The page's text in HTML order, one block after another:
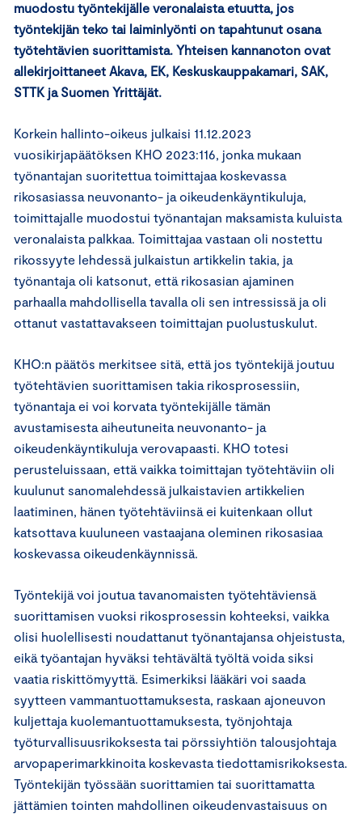
muodostu työntekijälle veronalaista etuutta, jos
työntekijän teko tai laiminlyönti on tapahtunut osana
työtehtävien suorittamista. Yhteisen kannanoton ovat
allekirjoittaneet Akava, EK, Keskuskauppakamari, SAK,
STTK ja Suomen Yrittäjät.
Korkein hallinto-oikeus julkaisi 11.12.2023
vuosikirjapäätöksen KHO 2023:116, jonka mukaan
työnantajan suoritettua toimittajaa koskevassa
rikosasiassa neuvonanto- ja oikeudenkäyntikuluja,
toimittajalle muodostui työnantajan maksamista kuluista
veronalaista palkkaa. Toimittajaa vastaan oli nostettu
rikossyyte lehdessä julkaistun artikkelin takia, ja
työnantaja oli katsonut, että rikosasian ajaminen
parhaalla mahdollisella tavalla oli sen intressissä ja oli
ottanut vastattavakseen toimittajan puolustuskulut.
KHO:n päätös merkitsee sitä, että jos työntekijä joutuu
työtehtävien suorittamisen takia rikosprosessiin,
työnantaja ei voi korvata työntekijälle tämän
avustamisesta aiheutuneita neuvonanto- ja
oikeudenkäyntikuluja verovapaasti. KHO totesi
perusteluissaan, että vaikka toimittajan työtehtäviin oli
kuulunut sanomalehdessä julkaistavien artikkelien
laatiminen, hänen työtehtäviinsä ei kuitenkaan ollut
katsottava kuuluneen vastaajana oleminen rikosasiaa
koskevassa oikeudenkäynnissä.
Työntekijä voi joutua tavanomaisten työtehtäviensä
suorittamisen vuoksi rikosprosessin kohteeksi, vaikka
olisi huolellisesti noudattanut työnantajansa ohjeistusta,
eikä työantajan hyväksi tehtävältä työltä voida siksi
vaatia riskittömyyttä. Esimerkiksi lääkäri voi saada
syytteen vammantuottamuksesta, raskaan ajoneuvon
kuljettaja kuolemantuottamuksesta, työnjohtaja
työturvallisuusrikoksesta tai pörssiyhtiön talousjohtaja
arvopaperimarkkinoita koskevasta tiedottamisrikoksesta.
Työntekijän työssään suorittamien tai suorittamatta
jättämien tointen mahdollinen oikeudenvastaisuus on